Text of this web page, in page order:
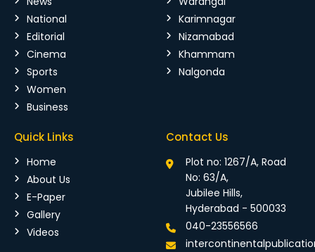
National
Editorial
Cinema
Sports
Women
Business
Karimnagar
Nizamabad
Khammam
Nalgonda
Quick Links
Home
About Us
E-Paper
Gallery
Videos
Contact Us
Plot no: 1267/A, Road
No: 63/A,
Jubilee Hills,
Hyderabad - 500033
040-23556566